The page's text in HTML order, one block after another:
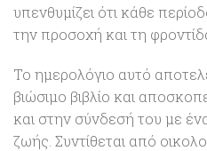
υπενθυμίζει ότι κάθε
την προσοχή και τη
Το ημερολόγιο αυτό
βιώσιμο βιβλίο και
και στην σύνδεσή του με
ζωής. Συντίθεται από